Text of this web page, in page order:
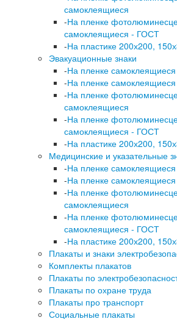
самоклеящиеся
-На пленке
самоклеящиеся - ГОСТ
-На пластике 200х200,
Эвакуационные знаки
-На пленке
-На пленке
-На пленке
самоклеящиеся
-На пленке
самоклеящиеся - ГОСТ
-На пластике 200х200,
Медицинские и указательные
-На пленке
-На пленке
-На пленке
самоклеящиеся
-На пленке
самоклеящиеся - ГОСТ
-На пластике 200х200,
Плакаты и знаки
Комплекты плакатов
Плакаты по
Плакаты по охране труда
Плакаты про транспорт
Социальные плакаты